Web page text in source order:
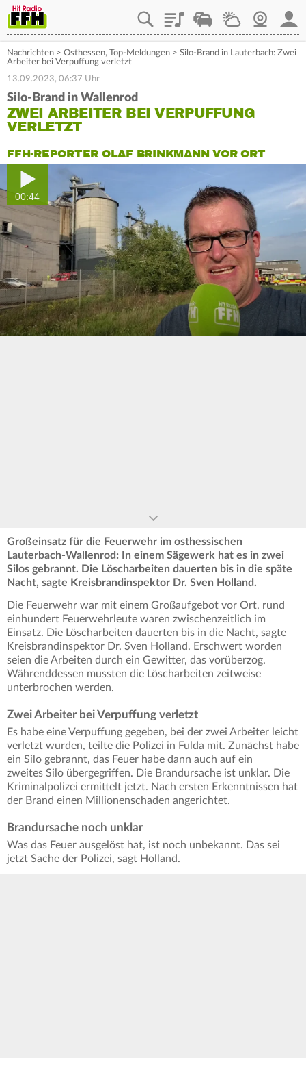
PlaylistStaupilotWetterWebcam
Nachrichten > Osthessen, Top-Meldungen > Silo-Brand in Lauterbach: Zwei
Arbeiter bei Verpuffung verletzt
13.09.2023, 06:37 Uhr
Silo-Brand in Wallenrod
ZWEI ARBEITER BEI VERPUFFUNG
VERLETZT
FFH-REPORTER OLAF BRINKMANN VOR ORT
00:44
Großeinsatz für die Feuerwehr im osthessischen
Lauterbach-Wallenrod: In einem Sägewerk hat es in zwei
Silos gebrannt. Die Löscharbeiten dauerten bis in die späte
Nacht, sagte Kreisbrandinspektor Dr. Sven Holland.
Die Feuerwehr war mit einem Großaufgebot vor Ort, rund
einhundert Feuerwehrleute waren zwischenzeitlich im
Einsatz. Die Löscharbeiten dauerten bis in die Nacht, sagte
Kreisbrandinspektor Dr. Sven Holland. Erschwert worden
seien die Arbeiten durch ein Gewitter, das vorüberzog.
Währenddessen mussten die Löscharbeiten zeitweise
unterbrochen werden.
Zwei Arbeiter bei Verpuffung verletzt
Es habe eine Verpuffung gegeben, bei der zwei Arbeiter leicht
verletzt wurden, teilte die Polizei in Fulda mit. Zunächst habe
ein Silo gebrannt, das Feuer habe dann auch auf ein
zweites Silo übergegriffen. Die Brandursache ist unklar. Die
Kriminalpolizei ermittelt jetzt. Nach ersten Erkenntnissen hat
der Brand einen Millionenschaden angerichtet.
Brandursache noch unklar
Was das Feuer ausgelöst hat, ist noch unbekannt. Das sei
jetzt Sache der Polizei, sagt Holland.